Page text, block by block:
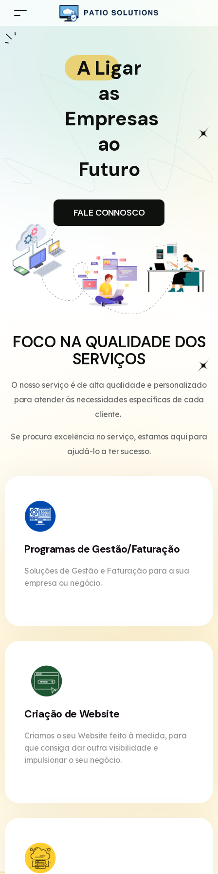
A Ligar
as
Empresas
ao
Futuro
FALE CONNOSCO
FOCO NA QUALIDADE DOS
SERVIÇOS
O nosso serviço é de alta qualidade e personalizado
para atender às necessidades específicas de cada
cliente.
Se procura excelência no serviço, estamos aqui para
ajudá-lo a ter sucesso.
Programas de Gestão/Faturação
Soluções de Gestão e Faturação para a sua
empresa ou negócio.
Criação de Website
Criamos o seu Website feito à medida, para
que consiga dar outra visibilidade e
impulsionar o seu negócio.